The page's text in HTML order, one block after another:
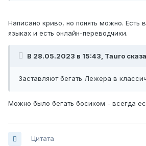
Туалетные
гель для душа -
бритья - полотенце
Написано криво, но понять можно. Есть
языках и есть онлайн-переводчики.
В 28.05.2023 в 15:43, Tauro
Заставляют бегать Лежера в
Можно было бегать босиком - всегда
Цитата